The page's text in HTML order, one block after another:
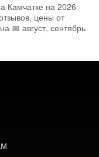
Камчатке на 2026
цены от
📅 август, сентябрь